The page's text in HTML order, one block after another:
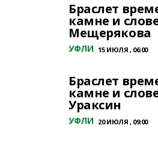
Браслет
камне и
Мещерякова
УФЛИ 15 ИЮЛЯ , 06:00
Браслет
камне и
Ураксин
УФЛИ 20 ИЮЛЯ , 09:00